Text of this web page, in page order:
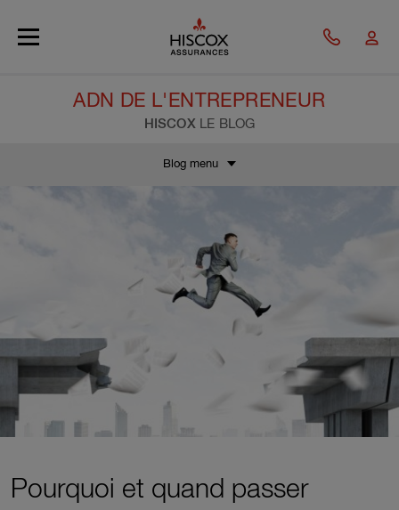
ADN DE L'ENTREPRENEUR
HISCOX LE BLOG
Blog menu
Pourquoi et quand passer